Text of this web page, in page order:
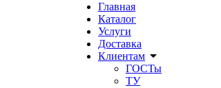
Главная
Каталог
Услуги
Доставка
Клиентам
ГОСТы
ТУ